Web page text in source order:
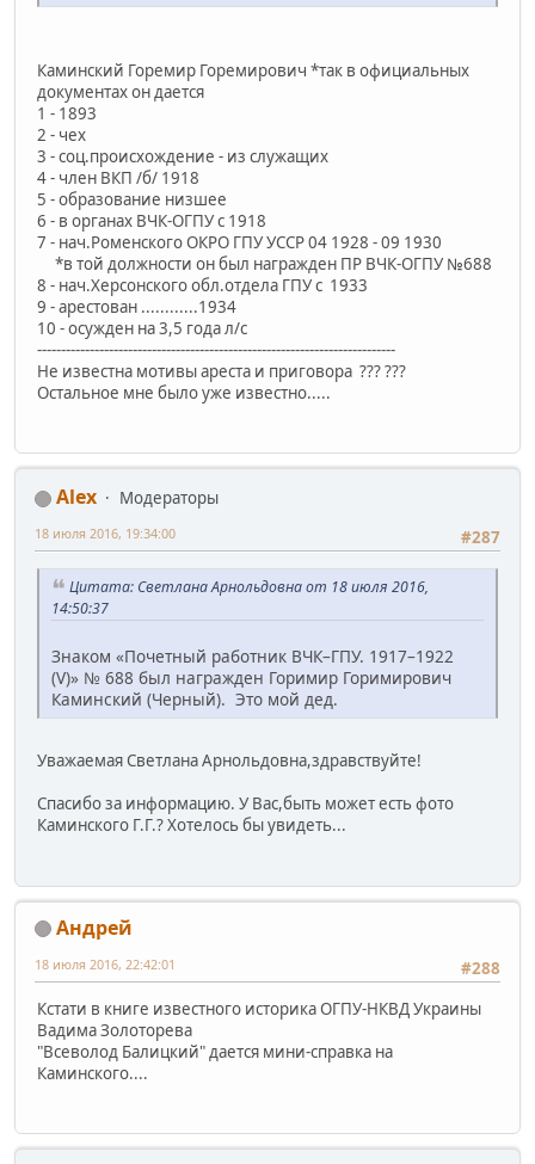
Каминский Горемир Горемирович *так в официальных
документах он дается
1 - 1893
2 - чех
3 - соц.происхождение - из служащих
4 - член ВКП /б/ 1918
5 - образование низшее
6 - в органах ВЧК-ОГПУ с 1918
7 - нач.Роменского ОКРО ГПУ УССР 04 1928 - 09 1930
*в той должности он был награжден ПР ВЧК-ОГПУ №688
8 - нач.Херсонского обл.отдела ГПУ с 1933
9 - арестован ............1934
10 - осужден на 3,5 года л/с
---------------------------------------------------------------------------
Не известна мотивы ареста и приговора ??? ???
Остальное мне было уже известно.....
Alex
Модераторы
#287
18 июля 2016, 19:34:00
Цитата: Светлана Арнольдовна от 18 июля 2016,
14:50:37
Знаком «Почетный работник ВЧК–ГПУ. 1917–1922
(V)» № 688 был награжден Горимир Горимирович
Каминский (Черный). Это мой дед.
Уважаемая Светлана Арнольдовна,здравствуйте!
Спасибо за информацию. У Вас,быть может есть фото
Каминского Г.Г.? Хотелось бы увидеть...
Андрей
#288
18 июля 2016, 22:42:01
Кстати в книге известного историка ОГПУ-НКВД Украины
Вадима Золоторева
"Всеволод Балицкий" дается мини-справка на
Каминского....